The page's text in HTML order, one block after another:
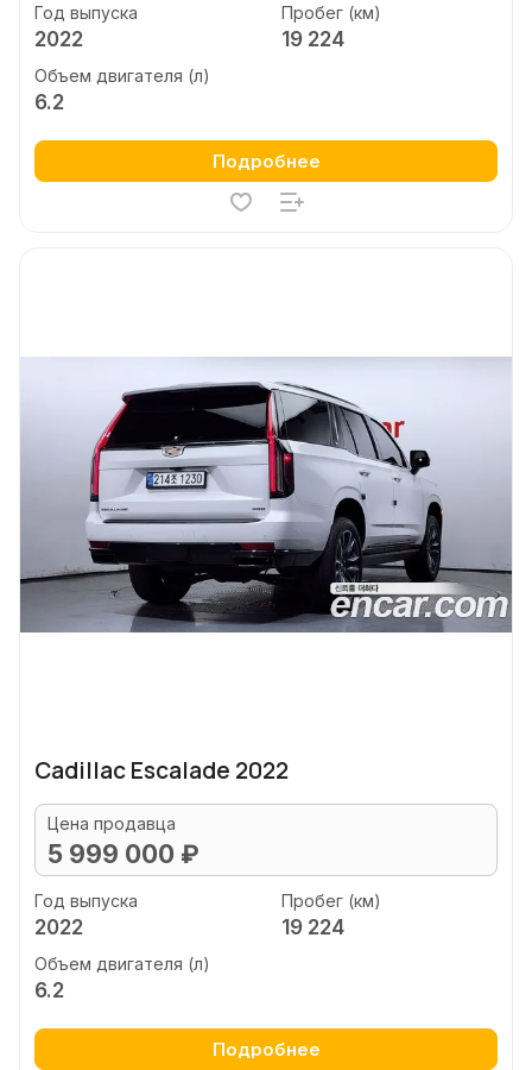
Год выпуска
2022
Пробег (км)
19 224
Объем двигателя (л)
6.2
Подробнее
Cadillac Escalade 2022
Цена продавца
5 999 000 ₽
Год выпуска
2022
Пробег (км)
19 224
Объем двигателя (л)
6.2
Подробнее